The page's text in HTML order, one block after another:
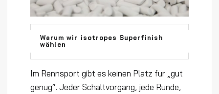
Warum wir isotropes Superfinish
wählen
Im Rennsport gibt es keinen Platz für „gut
genug“. Jeder Schaltvorgang, jede Runde,